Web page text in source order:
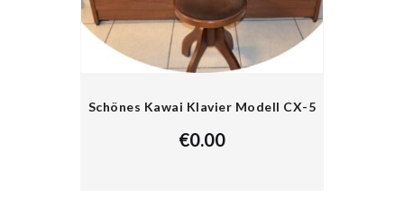
Schönes Kawai Klavier Modell CX-5
€0.00